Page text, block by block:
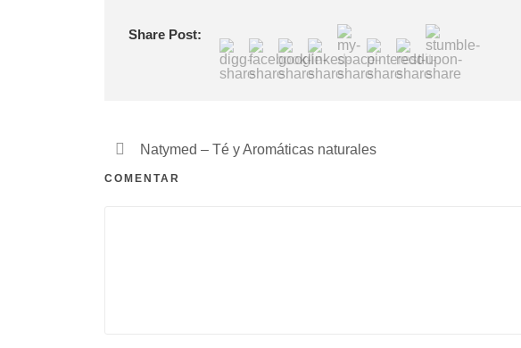
Share Post:
Natymed – Té y Aromáticas naturales
COMENTAR